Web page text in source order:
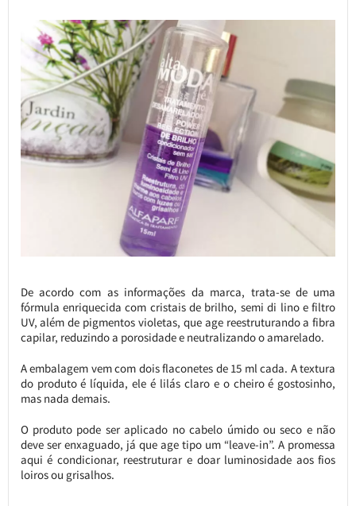
De acordo com as informações da marca, trata-se de uma
fórmula enriquecida com cristais de brilho, semi di lino e filtro
UV, além de pigmentos violetas, que age reestruturando a fibra
capilar, reduzindo a porosidade e neutralizando o amarelado.
A embalagem vem com dois flaconetes de 15 ml cada. A textura
do produto é líquida, ele é lilás claro e o cheiro é gostosinho,
mas nada demais.
O produto pode ser aplicado no cabelo úmido ou seco e não
deve ser enxaguado, já que age tipo um “leave-in”. A promessa
aqui é condicionar, reestruturar e doar luminosidade aos fios
loiros ou grisalhos.